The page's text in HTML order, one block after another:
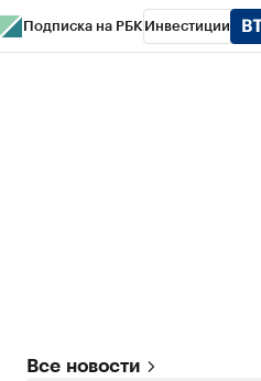
Подписка на РБК Инвестиции
Все новости